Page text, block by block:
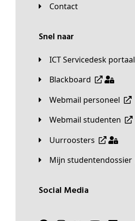
Contact
Snel naar
ICT Servicedesk portaal
Blackboard
Webmail personeel
Webmail studenten
Uurroosters
Mijn studentendossier
Social Media